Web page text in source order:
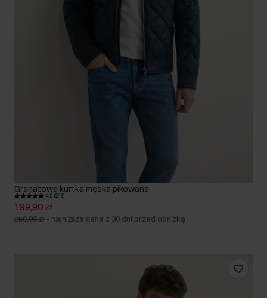
Granatowa kurtka męska pikowana
4.9 (218)
199,90 zł
259,90 zł - najniższa cena z 30 dni przed obniżką